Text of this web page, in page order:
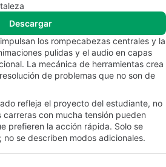
Descargar
los rompecabezas centrales y la
pulidas y el audio en capas
La mecánica de herramientas crea
de problemas que no son de
refleja el proyecto del estudiante, no
con mucha tensión pueden
prefieren la acción rápida. Solo se
se describen modos adicionales.